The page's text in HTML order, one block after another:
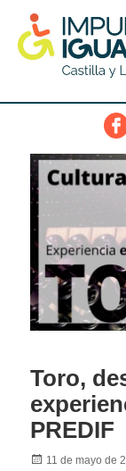
content
Toro,
PREDIF
Posted
11 de mayo de